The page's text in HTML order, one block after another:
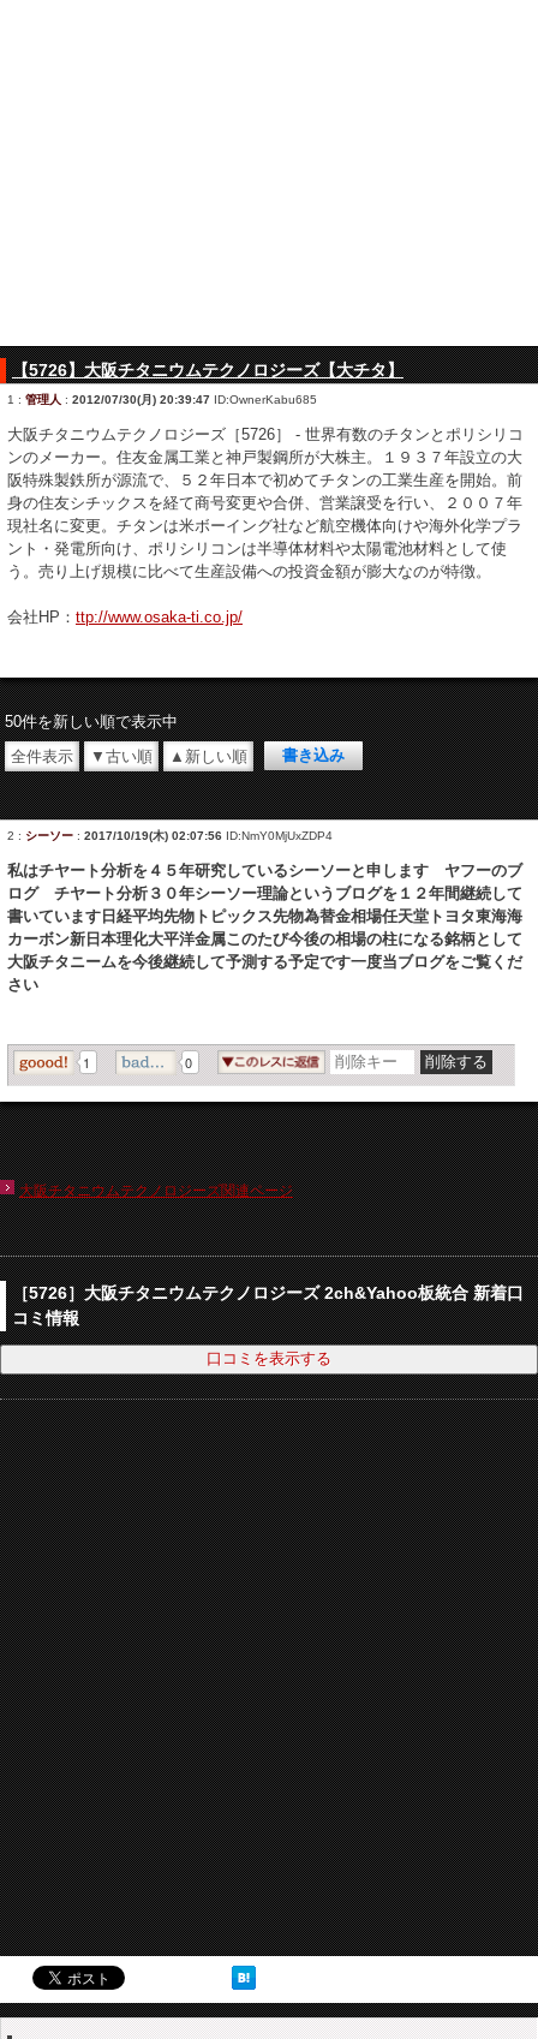
【5726】大阪チタニウムテクノロジーズ【大チタ】
1 : 管理人 : 2012/07/30(月) 20:39:47 ID:OwnerKabu685
大阪チタニウムテクノロジーズ［5726］ - 世界有数のチタンとポリシリコ
ンのメーカー。住友金属工業と神戸製鋼所が大株主。１９３７年設立の大
阪特殊製鉄所が源流で、５２年日本で初めてチタンの工業生産を開始。前
身の住友シチックスを経て商号変更や合併、営業譲受を行い、２００７年
現社名に変更。チタンは米ボーイング社など航空機体向けや海外化学プラ
ント・発電所向け、ポリシリコンは半導体材料や太陽電池材料として使
う。売り上げ規模に比べて生産設備への投資金額が膨大なのが特徴。
会社HP： ttp://www.osaka-ti.co.jp/
50件を新しい順で表示中
全件表示
▼古い順 ▲新しい順
2 : シーソー : 2017/10/19(木) 02:07:56 ID:NmY0MjUxZDP4
私はチヤート分析を４５年研究しているシーソーと申します ヤフーのブ
ログ チヤート分析３０年シーソー理論というブログを１２年間継続して
書いています日経平均先物トピックス先物為替金相場任天堂トヨタ東海海
カーボン新日本理化大平洋金属このたび今後の相場の柱になる銘柄として
大阪チタニームを今後継続して予測する予定です一度当ブログをご覧くだ
さい
1 0
大阪チタニウムテクノロジーズ関連ページ
［5726］大阪チタニウムテクノロジーズ 2ch&Yahoo板統合 新着口
コミ情報